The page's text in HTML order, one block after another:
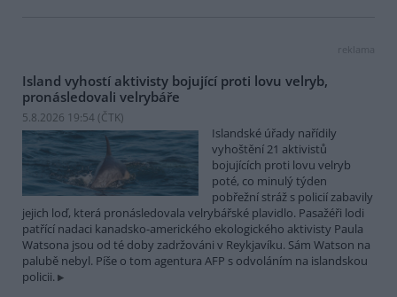
reklama
Island vyhostí aktivisty bojující proti lovu velryb,
pronásledovali velrybáře
5.8.2026 19:54 (ČTK)
Islandské úřady nařídily
vyhoštění 21 aktivistů
bojujících proti lovu velryb
poté, co minulý týden
pobřežní stráž s policií zabavily
jejich loď, která pronásledovala velrybářské plavidlo. Pasažéři lodi
patřící nadaci kanadsko-amerického ekologického aktivisty Paula
Watsona jsou od té doby zadržováni v Reykjavíku. Sám Watson na
palubě nebyl. Píše o tom agentura AFP s odvoláním na islandskou
policii.